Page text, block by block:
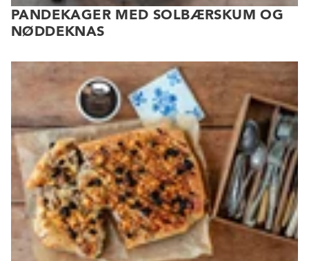
PANDEKAGER MED SOLBÆRSKUM OG
NØDDEKNAS